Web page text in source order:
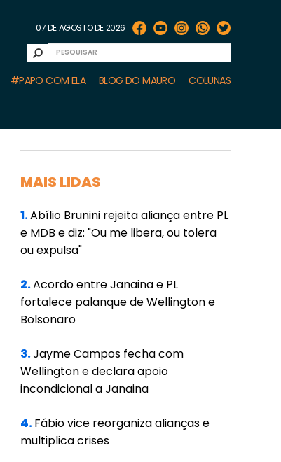
07 DE AGOSTO DE 2026
#PAPO COM ELA BLOG DO MAURO COLUNAS
MAIS LIDAS
1.Abílio Brunini rejeita aliança entre PL
e MDB e diz: "Ou me libera, ou tolera
ou expulsa"
2.Acordo entre Janaina e PL
fortalece palanque de Wellington e
Bolsonaro
3.Jayme Campos fecha com
Wellington e declara apoio
incondicional a Janaina
4.Fábio vice reorganiza alianças e
multiplica crises